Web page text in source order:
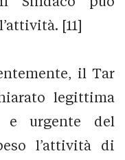
[11]
il Tar
legittima
e urgente del
l’attività di